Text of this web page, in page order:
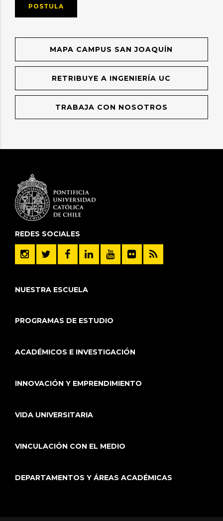
POSTULA
MAPA CAMPUS SAN JOAQUÍN
RETRIBUYE A INGENIERÍA UC
TRABAJA CON NOSOTROS
REDES SOCIALES
NUESTRA ESCUELA
PROGRAMAS DE ESTUDIO
ACADÉMICOS E INVESTIGACIÓN
INNOVACIÓN Y EMPRENDIMIENTO
VIDA UNIVERSITARIA
VINCULACIÓN CON EL MEDIO
DEPARTAMENTOS Y ÁREAS ACADÉMICAS